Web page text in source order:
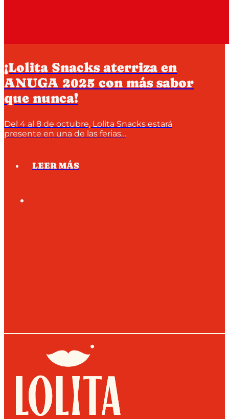
¡Lolita Snacks aterriza en
ANUGA 2025 con más sabor
que nunca!
Del 4 al 8 de octubre, Lolita Snacks estará
presente en una de las ferias…
LEER MÁS